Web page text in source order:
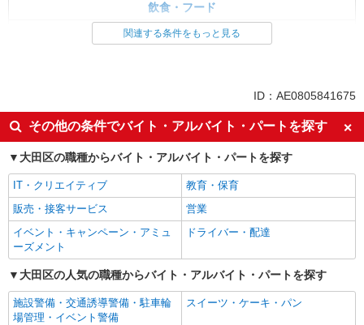
飲食・フード
調理・調理補助・調理師
社会保険あり
社員登用あり
週2～3日勤務OK
短時間勤務（1日4h以内）OK
副業・WワークOK
まかない・食事補助
関連する条件をもっと見る
ID：AE0805841675
その他の条件でバイト・アルバイト・パートを探す
大田区の職種からバイト・アルバイト・パートを探す
IT・クリエイティブ
教育・保育
販売・接客サービス
営業
イベント・キャンペーン・アミュ
ーズメント
ドライバー・配達
大田区の人気の職種からバイト・アルバイト・パートを探す
施設警備・交通誘導警備・駐車輪
場管理・イベント警備
スイーツ・ケーキ・パン